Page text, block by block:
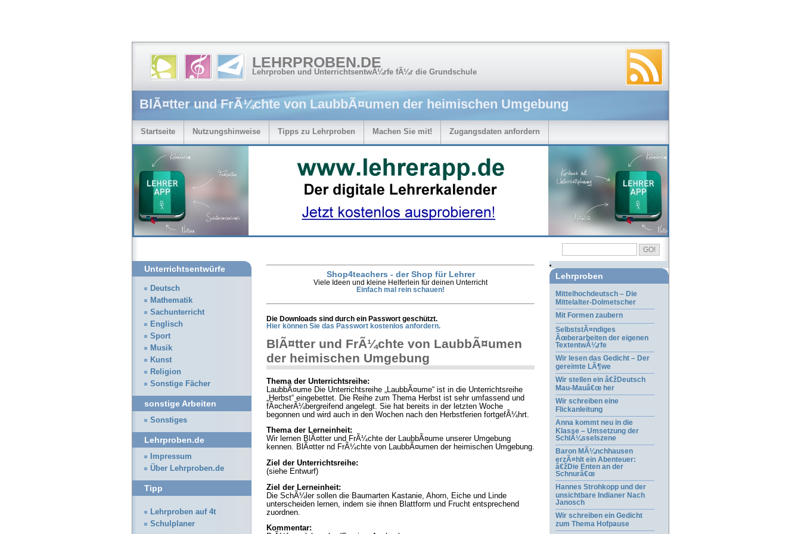
LEHRPROBEN.DE
Lehrproben und UnterrichtsentwÃ¼rfe fÃ¼r die Grundschule
BlÃ¤tter und FrÃ¼chte von LaubbÃ¤umen der heimischen Umgebung
Startseite Nutzungshinweise Tipps zu Lehrproben Machen Sie mit! Zugangsdaten anfordern
Shop4teachers - der Shop für Lehrer
Viele Ideen und kleine Helferlein für deinen Unterricht
Einfach mal rein schauen!
Die Downloads sind durch ein Passwort geschützt.
Hier können Sie das Passwort kostenlos anfordern.
BlÃ¤tter und FrÃ¼chte von LaubbÃ¤umen
der heimischen Umgebung
Thema der Unterrichtsreihe:
LaubbÃ¤ume Die Unterrichtsreihe „LaubbÃ¤ume“ ist in die Unterrichtsreihe
„Herbst“ eingebettet. Die Reihe zum Thema Herbst ist sehr umfassend und
fÃ¤cherÃ¼bergreifend angelegt. Sie hat bereits in der letzten Woche
begonnen und wird auch in den Wochen nach den Herbstferien fortgefÃ¼hrt.
Thema der Lerneinheit:
Wir lernen BlÃ¤tter und FrÃ¼chte der LaubbÃ¤ume unserer Umgebung
kennen. BlÃ¤tter nd FrÃ¼chte von LaubbÃ¤umen der heimischen Umgebung.
Ziel der Unterrichtsreihe:
(siehe Entwurf)
Ziel der Lerneinheit:
Die SchÃ¼ler sollen die Baumarten Kastanie, Ahorn, Eiche und Linde
unterscheiden lernen, indem sie ihnen Blattform und Frucht entsprechend
zuordnen.
Kommentar:
Unterrichtsentwürfe
Deutsch
Mathematik
Sachunterricht
Englisch
Sport
Musik
Kunst
Religion
Sonstige Fächer
sonstige Arbeiten
Sonstiges
Lehrproben.de
Impressum
Über Lehrproben.de
Tipp
Lehrproben auf 4t
Schulplaner
Lehrproben
Mittelhochdeutsch – Die
Mittelalter-Dolmetscher
Mit Formen zaubern
SelbststÃ¤ndiges
Ãœberarbeiten der eigenen
TextentwÃ¼rfe
Wir lesen das Gedicht – Der
gereimte LÃ¶we
Wir stellen ein â€žDeutsch
Mau-Mauâ€œ her
Wir schreiben eine
Flickanleitung
Anna kommt neu in die
Klasse – Umsetzung der
SchlÃ¼sselszene
Baron MÃ¼nchhausen
erzÃ¤hlt ein Abenteuer:
â€žDie Enten an der
Schnurâ€œ
Hannes Strohkopp und der
unsichtbare Indianer Nach
Janosch
Wir schreiben ein Gedicht
zum Thema Hofpause